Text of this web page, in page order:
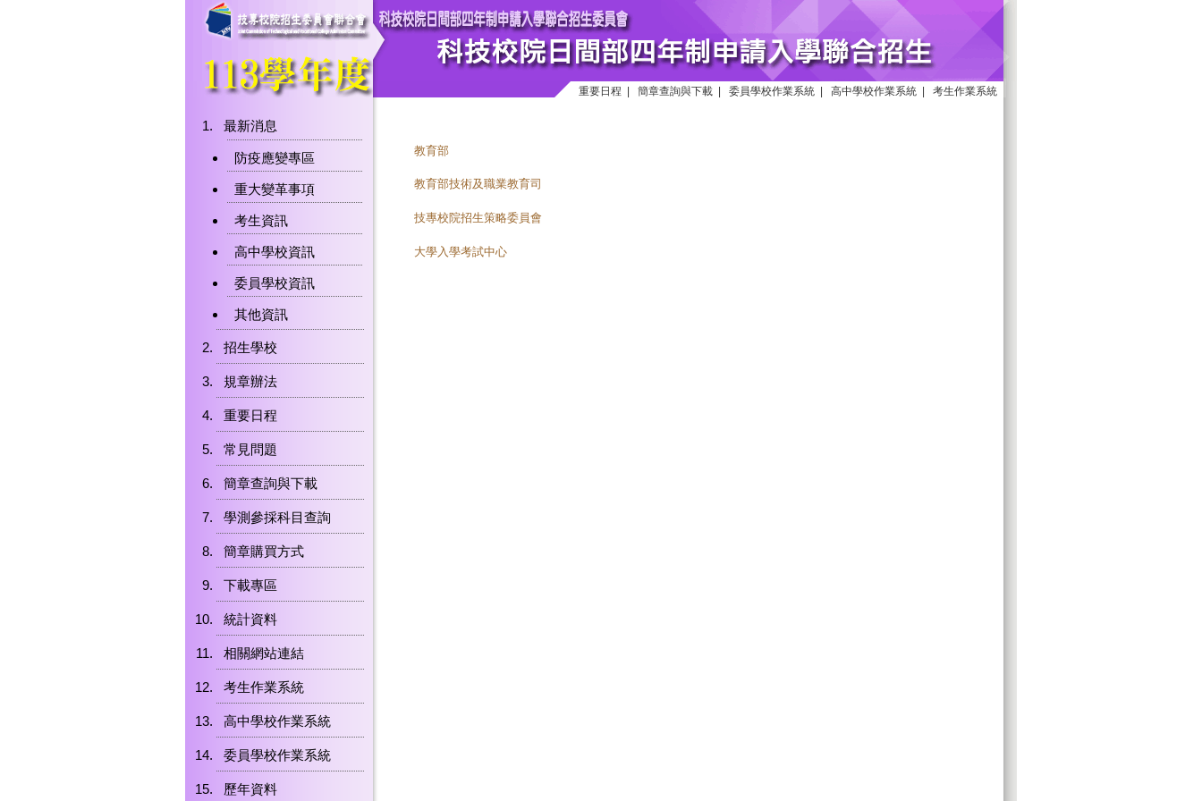
重要日程 簡章查詢與下載 委員學校作業系統 高中學校作業系統 考生作業系統
最新消息
防疫應變專區
重大變革事項
考生資訊
高中學校資訊
委員學校資訊
其他資訊
招生學校
規章辦法
重要日程
常見問題
簡章查詢與下載
學測參採科目查詢
簡章購買方式
下載專區
統計資料
相關網站連結
考生作業系統
高中學校作業系統
委員學校作業系統
歷年資料
教育部
教育部技術及職業教育司
技專校院招生策略委員會
大學入學考試中心